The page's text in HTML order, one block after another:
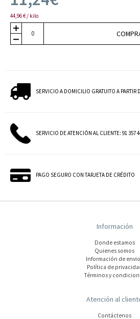
44,96 € / kilo
SERVICIO A DOMICILIO GRATUITO A PARTIR
SERVICIO DE ATENCIÓN AL CLIENTE: 91 357
PAGO SEGURO CON TARJETA DE CRÉDITO
Información
Donde estamos
Quienes somos
Información de
Polí­tica de
Términos y
Atención al
Contáctenos